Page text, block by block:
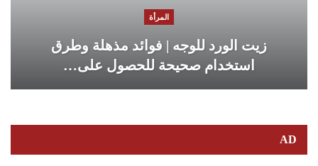
المرأة
زيت الورد للوجه | فوائد مذهلة وطرق
استخدام صحيحة للحصول على…
AD